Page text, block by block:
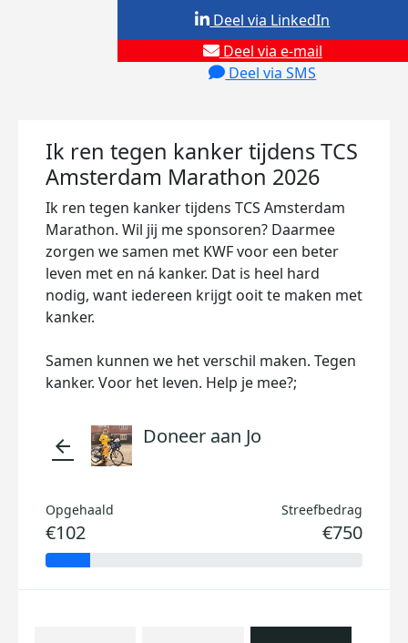
Deel via e-mail
Deel via SMS
Deel via LinkedIn
Ik ren tegen kanker tijdens TCS
Amsterdam Marathon 2026
Ik ren tegen kanker tijdens TCS Amsterdam
Marathon. Wil jij me sponsoren? Daarmee
zorgen we samen met KWF voor een beter
leven met en ná kanker. Dat is heel hard
nodig, want iedereen krijgt ooit te maken met
kanker.
Samen kunnen we het verschil maken. Tegen
kanker. Voor het leven. Help je mee?;
arrow_back Doneer aan Jo
Opgehaald
€102
Streefbedrag
€750